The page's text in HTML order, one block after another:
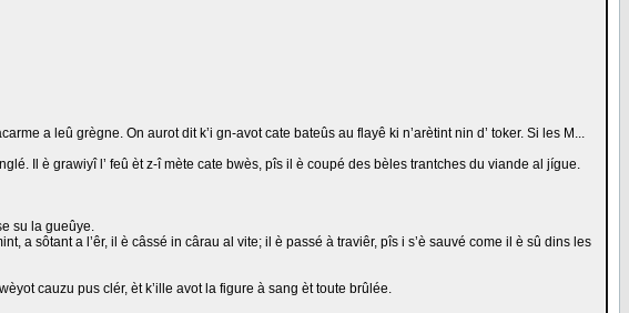
a leû grègne. On aurot dit k’i gn-avot cate bateûs au flayê ki n’arètint nin d’ toker. Si les M...
Il è grawiyî l’ feû èt z-î mète cate bwès, pîs il è coupé des bèles trantches du viande al jígue.
su la gueûye.
a sôtant a l’êr, il è câssé in cârau al vite; il è passé à traviêr, pîs i s’è sauvé come il è sû dins les
cauzu pus clér, èt k’ille avot la figure à sang èt toute brûlée.